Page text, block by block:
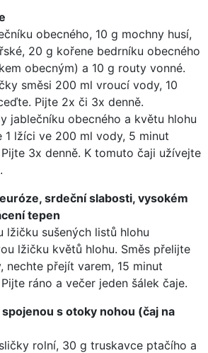
obecného, 10 g mochny husí,
20 g kořene bedrníku obecného
obecným) a 10 g routy vonné.
směsi 200 ml vroucí vody, 10
Pijte 2x či 3x denně.
jablečníku obecného a květu hlohu
1 lžíci ve 200 ml vody, 5 minut
3x denně. K tomuto čaji užívejte
srdeční slabosti, vysokém
tepen
lžičku sušených listů hlohu
lžičku květů hlohu. Směs přelijte
nechte přejít varem, 15 minut
ráno a večer jeden šálek čaje.
s otoky nohou (čaj na
rolní, 30 g truskavce ptačího a